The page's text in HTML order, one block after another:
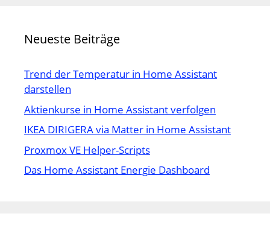
Neueste Beiträge
Trend der Temperatur in Home Assistant
darstellen
Aktienkurse in Home Assistant verfolgen
IKEA DIRIGERA via Matter in Home Assistant
Proxmox VE Helper-Scripts
Das Home Assistant Energie Dashboard